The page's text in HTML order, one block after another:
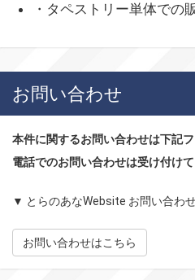
・タペストリー単体での
お問い合わせ
本件に関するお問い合わせは下記
電話でのお問い合わせは受け付けて
▼ とらのあなWebsite お問い合わ
お問い合わせはこちら